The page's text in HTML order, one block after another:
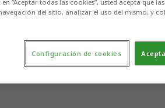
“Aceptar todas las cookies”, usted acepta que
del sitio, analizar el uso del mismo, y
Configuración de cookies